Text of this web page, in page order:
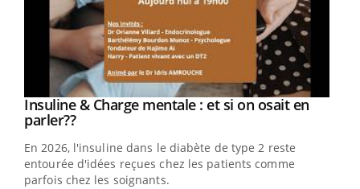
Youtube
Insuline & Charge mentale : et si on osait en
parler??Youtube
En 2026, l'insuline dans le diabète de type 2 reste
entourée d'idées reçues chez les patients comme
parfois chez les soignants.